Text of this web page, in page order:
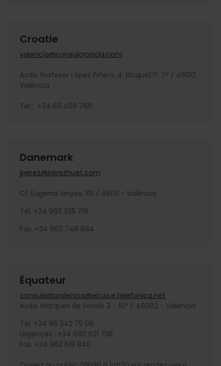
Croatie
valencia@consulcroacia.com
Avda. Profesor López Piñero, 4. Bloque1.1º. 7ª / 46013
València
Tel : +34 611 408 766
Danemark
jperez@perezhuet.com
C/ Eugenia Vinyes, 101 / 46011 - València
Tel. +34 963 335 719
Fax. +34 963 748 884
Équateur
consuladovalencia@ecua.e.telefonica.net
Avda. Marques de Sotelo 3 - 10ª / 46002 - València
Tel. +34 96 342 75 09
Urgences : +34 680 621 755
Fax. +34 963 519 840